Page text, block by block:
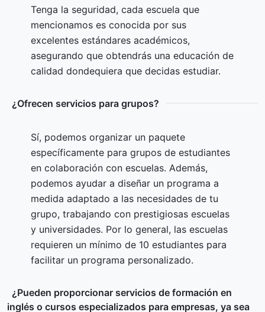
Tenga la seguridad, cada escuela que
mencionamos es conocida por sus
excelentes estándares académicos,
asegurando que obtendrás una educación de
calidad dondequiera que decidas estudiar.
¿Ofrecen servicios para grupos?
Sí, podemos organizar un paquete
específicamente para grupos de estudiantes
en colaboración con escuelas. Además,
podemos ayudar a diseñar un programa a
medida adaptado a las necesidades de tu
grupo, trabajando con prestigiosas escuelas
y universidades. Por lo general, las escuelas
requieren un mínimo de 10 estudiantes para
facilitar un programa personalizado.
¿Pueden proporcionar servicios de formación en
inglés o cursos especializados para empresas, ya sea